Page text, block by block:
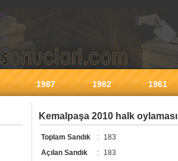
1987 1982 1961
Kemalpaşa 2010 halk oylaması
Toplam Sandık :
183
Açılan Sandık
:
183